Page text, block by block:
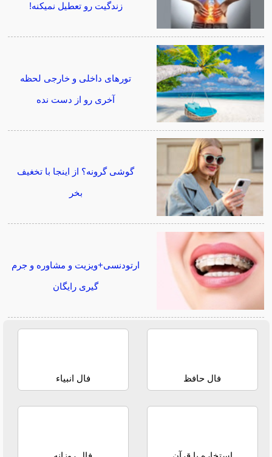
زندگیت رو تعطیل نمیکنه!
تورهای داخلی و خارجی لحظه
آخری رو از دست نده
گوشی گرونه؟ از اینجا با تخغیف
بخر
ارتودنسی+ویزیت و مشاوره و جرم
گیری رایگان
فال حافظ فال انبیاء